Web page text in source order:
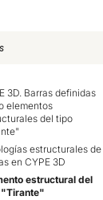
3D. Barras definidas
elementos
del tipo
estructurales de
en CYPE 3D
estructural del